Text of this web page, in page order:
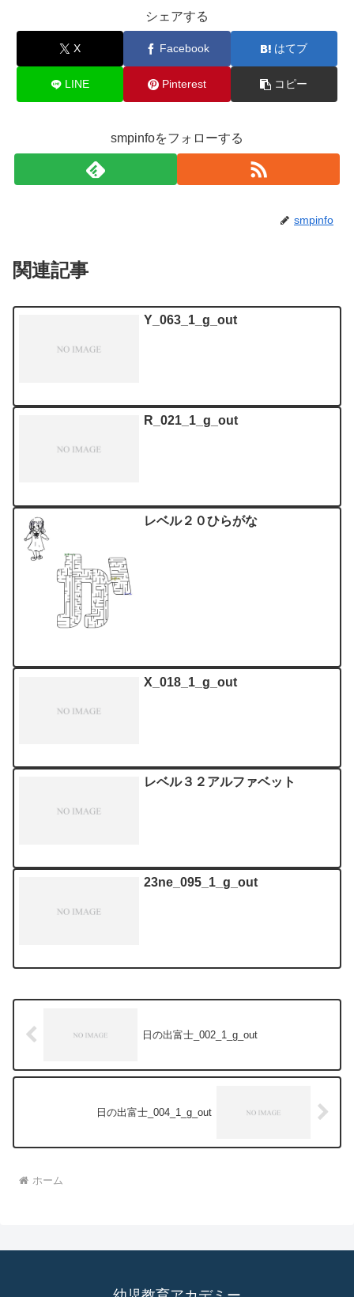
シェアする
X Facebook はてブ
LINE Pinterest コピー
smpinfoをフォローする
smpinfo
関連記事
Y_063_1_g_out
R_021_1_g_out
レベル２０ひらがな
X_018_1_g_out
レベル３２アルファベット
23ne_095_1_g_out
日の出富士_002_1_g_out
日の出富士_004_1_g_out
ホーム